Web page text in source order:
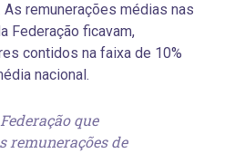
As remunerações médias nas
Federação ficavam,
contidos na faixa de 10%
nacional.
que
remunerações de